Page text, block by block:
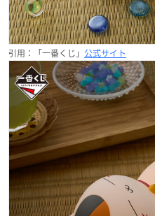
引用：「一番くじ」 公式サイト